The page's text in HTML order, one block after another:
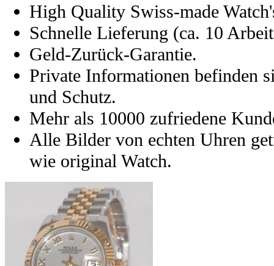
High Quality Swiss-made
Schnelle Lieferung (ca. 10
Geld-Zurück-Garantie.
Private Informationen befinden
und Schutz.
Mehr als 10000 zufriedene
Alle Bilder von echten Uhren
wie original Watch.